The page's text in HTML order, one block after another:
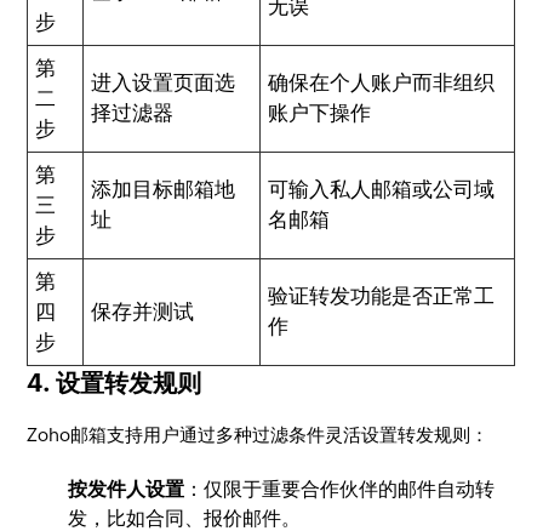
步
无误
第
二
步
进入设置页面选
择过滤器
确保在个人账户而非组织
账户下操作
第
三
步
添加目标邮箱地
址
可输入私人邮箱或公司域
名邮箱
第
四
步
保存并测试
验证转发功能是否正常工
作
4. 设置转发规则
Zoho邮箱支持用户通过多种过滤条件灵活设置转发规则：
按发件人设置 ：仅限于重要合作伙伴的邮件自动转
发，比如合同、报价邮件。